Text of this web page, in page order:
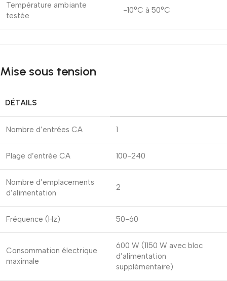
Température ambiante
testée
-10°C à 50°C
Mise sous tension
DÉTAILS
Nombre d’entrées CA 1
Plage d’entrée CA 100-240
Nombre d’emplacements
d’alimentation
2
Fréquence (Hz) 50-60
Consommation électrique
maximale
600 W (1150 W avec bloc
d’alimentation
supplémentaire)